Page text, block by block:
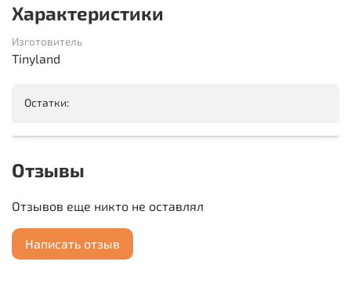
Характеристики
Изготовитель
Tinyland
Остатки:
Отзывы
Отзывов еще никто не оставлял
Написать отзыв